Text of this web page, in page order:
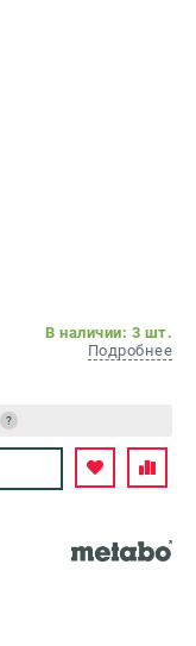
В наличии: 3 шт.
Подробнее
?